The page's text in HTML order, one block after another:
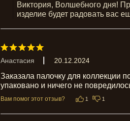
Виктория, Волшебного дня!
изделие будет радовать вас
Анастасия 20.12.2024
Заказала палочку для коллекции
упаковано и ничего не
Вам помог этот отзыв? 1 1